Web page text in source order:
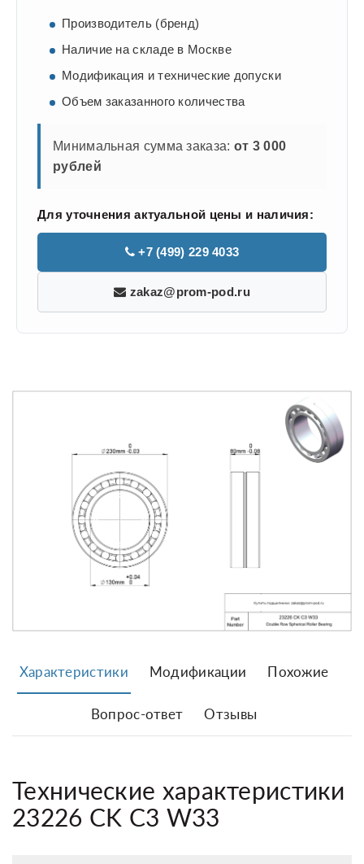
Производитель (бренд)
Наличие на складе в Москве
Модификация и технические допуски
Объем заказанного количества
Минимальная сумма заказа: от 3 000
рублей
Для уточнения актуальной цены и наличия:
+7 (499) 229 4033
zakaz@prom-pod.ru
Характеристики Модификации Похожие
Вопрос-ответ Отзывы
Технические характеристики
23226 CK C3 W33